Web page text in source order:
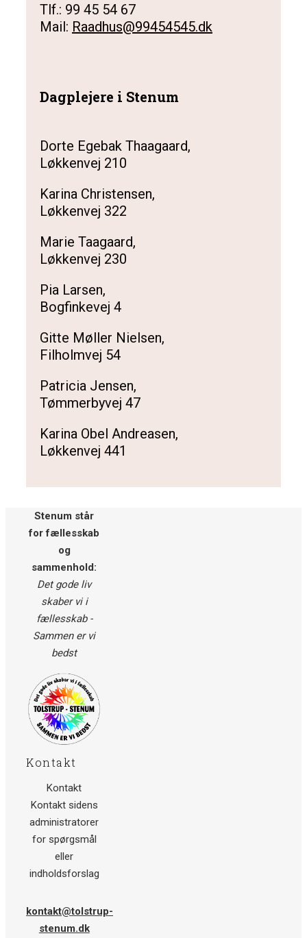
Tlf.: 99 45 54 67
Mail: Raadhus@99454545.dk
Dagplejere i Stenum
Dorte Egebak Thaagaard,
Løkkenvej 210
Karina Christensen,
Løkkenvej 322
Marie Taagaard,
Løkkenvej 230
Pia Larsen,
Bogfinkevej 4
Gitte Møller Nielsen,
Filholmvej 54
Patricia Jensen,
Tømmerbyvej 47
Karina Obel Andreasen,
Løkkenvej 441
Stenum står
for fællesskab
og
sammenhold:
Det gode liv
skaber vi i
fællesskab -
Sammen er vi
bedst
Kontakt
Kontakt
Kontakt sidens
administratorer
for spørgsmål
eller
indholdsforslag
kontakt@tolstrup-
stenum.dk